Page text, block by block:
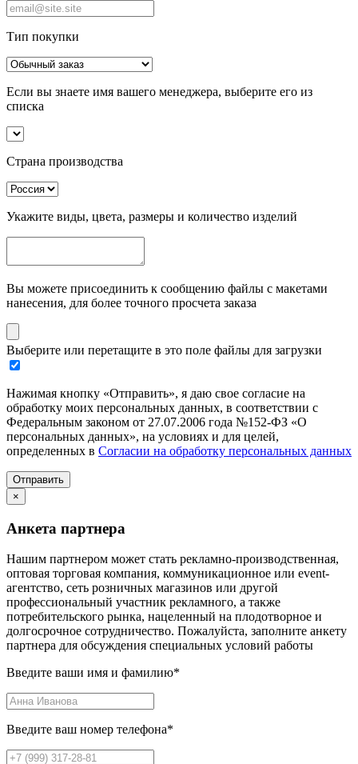
Тип покупки
Если вы знаете имя вашего менеджера, выберите его из
списка
Страна производства
Укажите виды, цвета, размеры и количество изделий
Вы можете присоединить к сообщению файлы с макетами
нанесения, для более точного просчета заказа
Выберите или перетащите в это поле файлы для загрузки
Нажимая кнопку «Отправить», я даю свое согласие на
обработку моих персональных данных, в соответствии с
Федеральным законом от 27.07.2006 года №152-ФЗ «О
персональных данных», на условиях и для целей,
определенных в Согласии на обработку персональных данных
Отправить
×
Анкета партнера
Нашим партнером может стать рекламно-производственная,
оптовая торговая компания, коммуникационное или event-
агентство, сеть розничных магазинов или другой
профессиональный участник рекламного, а также
потребительского рынка, нацеленный на плодотворное и
долгосрочное сотрудничество. Пожалуйста, заполните анкету
партнера для обсуждения специальных условий работы
Введите ваши имя и фамилию*
Введите ваш номер телефона*